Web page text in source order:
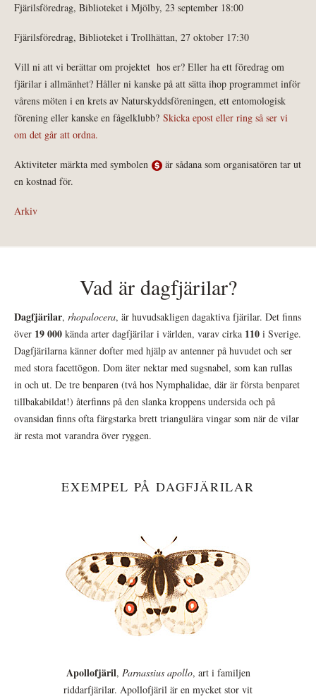
Fjärilsföredrag, Biblioteket i Mjölby, 23 september 18:00
Fjärilsföredrag, Biblioteket i Trollhättan, 27 oktober 17:30
Vill ni att vi berättar om projektet hos er? Eller ha ett föredrag om
fjärilar i allmänhet? Håller ni kanske på att sätta ihop programmet inför
vårens möten i en krets av Naturskyddsföreningen, ett entomologisk
förening eller kanske en fågelklubb? Skicka epost eller ring så ser vi
om det går att ordna.
Aktiviteter märkta med symbolen
är sådana som organisatören tar ut
en kostnad för.
Arkiv
Vad är dagfjärilar?
Dagfjärilar, rhopalocera, är huvudsakligen dagaktiva fjärilar. Det finns
över 19 000 kända arter dagfjärilar i världen, varav cirka 110 i Sverige.
Dagfjärilarna känner dofter med hjälp av antenner på huvudet och ser
med stora facettögon. Dom äter nektar med sugsnabel, som kan rullas
in och ut. De tre benparen (två hos Nymphalidae, där är första benparet
tillbakabildat!) återfinns på den slanka kroppens undersida och på
ovansidan finns ofta färgstarka brett triangulära vingar som när de vilar
är resta mot varandra över ryggen.
EXEMPEL PÅ DAGFJÄRILAR
Apollofjäril, Parnassius apollo, art i familjen
riddarfjärilar. Apollofjäril är en mycket stor vit